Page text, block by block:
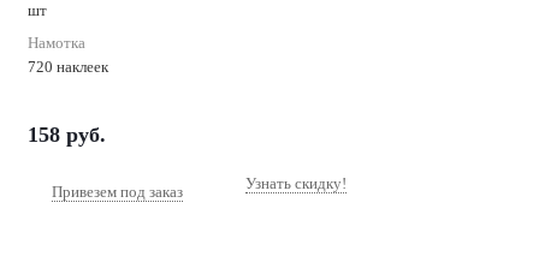
шт
Намотка
720 наклеек
158 руб.
Привезем под заказ Узнать скидку!